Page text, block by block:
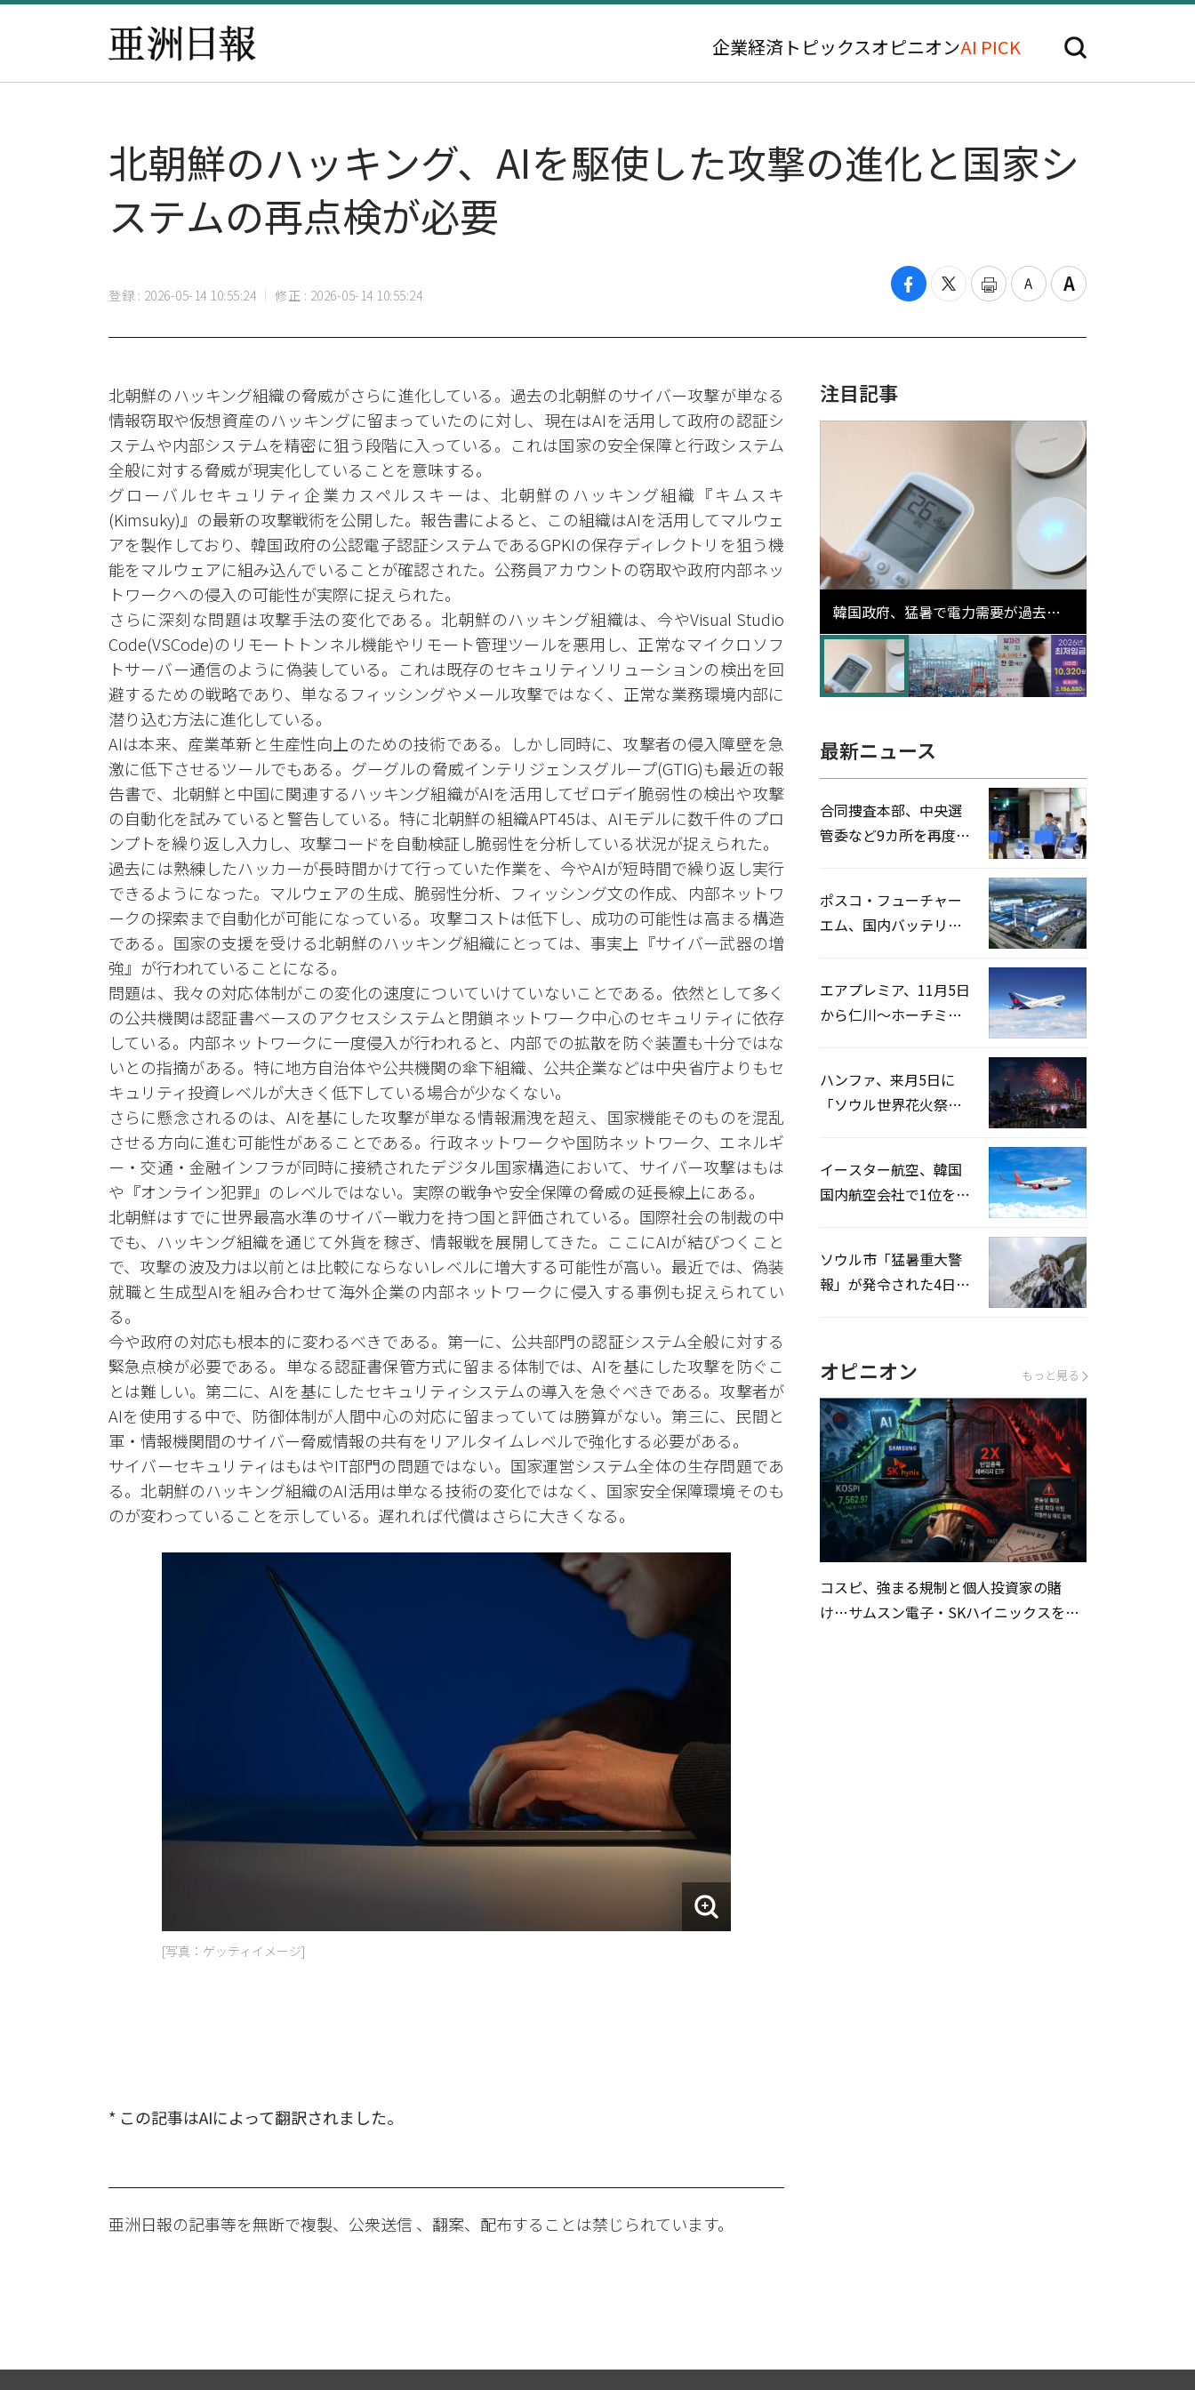
企業経済 トピックスオピニオンAI PICK
北朝鮮のハッキング、AIを駆使した攻撃の進化と国家シ
ステムの再点検が必要
登録 : 2026-05-14 10:55:24 修正 : 2026-05-14 10:55:24
北朝鮮のハッキング組織の脅威がさらに進化している。過去の北朝鮮のサイバー攻撃が単なる
情報窃取や仮想資産のハッキングに留まっていたのに対し、現在はAIを活用して政府の認証シ
ステムや内部システムを精密に狙う段階に入っている。これは国家の安全保障と行政システム
全般に対する脅威が現実化していることを意味する。
グローバルセキュリティ企業カスペルスキーは、北朝鮮のハッキング組織『キムスキ
(Kimsuky)』の最新の攻撃戦術を公開した。報告書によると、この組織はAIを活用してマルウェ
アを製作しており、韓国政府の公認電子認証システムであるGPKIの保存ディレクトリを狙う機
能をマルウェアに組み込んでいることが確認された。公務員アカウントの窃取や政府内部ネッ
トワークへの侵入の可能性が実際に捉えられた。
さらに深刻な問題は攻撃手法の変化である。北朝鮮のハッキング組織は、今やVisual Studio
Code(VSCode)のリモートトンネル機能やリモート管理ツールを悪用し、正常なマイクロソフ
トサーバー通信のように偽装している。これは既存のセキュリティソリューションの検出を回
避するための戦略であり、単なるフィッシングやメール攻撃ではなく、正常な業務環境内部に
潜り込む方法に進化している。
AIは本来、産業革新と生産性向上のための技術である。しかし同時に、攻撃者の侵入障壁を急
激に低下させるツールでもある。グーグルの脅威インテリジェンスグループ(GTIG)も最近の報
告書で、北朝鮮と中国に関連するハッキング組織がAIを活用してゼロデイ脆弱性の検出や攻撃
の自動化を試みていると警告している。特に北朝鮮の組織APT45は、AIモデルに数千件のプロ
ンプトを繰り返し入力し、攻撃コードを自動検証し脆弱性を分析している状況が捉えられた。
過去には熟練したハッカーが長時間かけて行っていた作業を、今やAIが短時間で繰り返し実行
できるようになった。マルウェアの生成、脆弱性分析、フィッシング文の作成、内部ネットワ
ークの探索まで自動化が可能になっている。攻撃コストは低下し、成功の可能性は高まる構造
である。国家の支援を受ける北朝鮮のハッキング組織にとっては、事実上『サイバー武器の増
強』が行われていることになる。
問題は、我々の対応体制がこの変化の速度についていけていないことである。依然として多く
の公共機関は認証書ベースのアクセスシステムと閉鎖ネットワーク中心のセキュリティに依存
している。内部ネットワークに一度侵入が行われると、内部での拡散を防ぐ装置も十分ではな
いとの指摘がある。特に地方自治体や公共機関の傘下組織、公共企業などは中央省庁よりもセ
キュリティ投資レベルが大きく低下している場合が少なくない。
さらに懸念されるのは、AIを基にした攻撃が単なる情報漏洩を超え、国家機能そのものを混乱
させる方向に進む可能性があることである。行政ネットワークや国防ネットワーク、エネルギ
ー・交通・金融インフラが同時に接続されたデジタル国家構造において、サイバー攻撃はもは
や『オンライン犯罪』のレベルではない。実際の戦争や安全保障の脅威の延長線上にある。
北朝鮮はすでに世界最高水準のサイバー戦力を持つ国と評価されている。国際社会の制裁の中
でも、ハッキング組織を通じて外貨を稼ぎ、情報戦を展開してきた。ここにAIが結びつくこと
で、攻撃の波及力は以前とは比較にならないレベルに増大する可能性が高い。最近では、偽装
就職と生成型AIを組み合わせて海外企業の内部ネットワークに侵入する事例も捉えられてい
る。
今や政府の対応も根本的に変わるべきである。第一に、公共部門の認証システム全般に対する
緊急点検が必要である。単なる認証書保管方式に留まる体制では、AIを基にした攻撃を防ぐこ
とは難しい。第二に、AIを基にしたセキュリティシステムの導入を急ぐべきである。攻撃者が
AIを使用する中で、防御体制が人間中心の対応に留まっていては勝算がない。第三に、民間と
軍・情報機関間のサイバー脅威情報の共有をリアルタイムレベルで強化する必要がある。
サイバーセキュリティはもはやIT部門の問題ではない。国家運営システム全体の生存問題であ
る。北朝鮮のハッキング組織のAI活用は単なる技術の変化ではなく、国家安全保障環境そのも
のが変わっていることを示している。遅れれば代償はさらに大きくなる。
[写真：ゲッティイメージ]
* この記事はAIによって翻訳されました。
亜洲日報の記事等を無断で複製、公衆送信 、翻案、配布することは禁じられています。
注目記事
韓国政府、猛暑で電力需要が過去最
高更新の可能性に需給対応体制を点
検
最新ニュース
合同捜査本部、中央選
管委など9カ所を再度家
ポスコ・フューチャー
エム、国内バッテリー
エアプレミア、11月5日
から仁川〜ホーチミン
ハンファ、来月5日に
「ソウル世界花火祭り
イースター航空、韓国
国内航空会社で1位を記
ソウル市「猛暑重大警
報」が発令された4日、
オピニオン もっと見る
コスピ、強まる規制と個人投資家の賭
け…サムスン電子・SKハイニックスを巡